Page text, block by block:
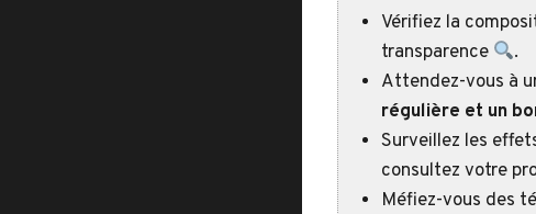
Vérifiez la
transparence
.
Attendez-vous à
régulière et un
Surveillez les
consultez votre
Méfiez-vous des